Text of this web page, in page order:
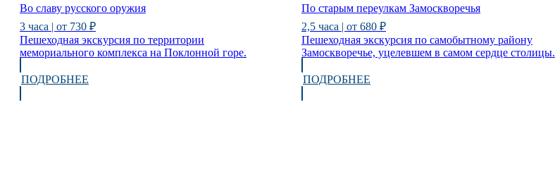
Во славу русского оружия
3 часа | от 730 ₽
Пешеходная экскурсия по территории
мемориального комплекса на Поклонной горе.
ПОДРОБНЕЕ
По старым переулкам Замоскворечья
2,5 часа | от 680 ₽
Пешеходная экскурсия по самобытному району
Замоскворечье, уцелевшем в самом сердце столицы.
ПОДРОБНЕЕ